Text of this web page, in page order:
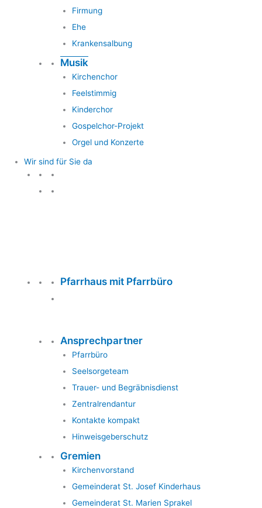
Firmung
Ehe
Krankensalbung
Musik
Kirchenchor
Feelstimmig
Kinderchor
Gospelchor-Projekt
Orgel und Konzerte
Wir sind für Sie da
Pfarrhaus mit Pfarrbüro
Ansprechpartner
Pfarrbüro
Seelsorgeteam
Trauer- und Begräbnisdienst
Zentralrendantur
Kontakte kompakt
Hinweisgeberschutz
Gremien
Kirchenvorstand
Gemeinderat St. Josef Kinderhaus
Gemeinderat St. Marien Sprakel